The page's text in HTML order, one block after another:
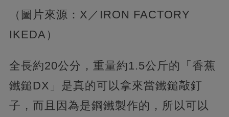
（圖片來源：X／IRON FACTORY
IKEDA）
全長約20公分，重量約1.5公斤的「香蕉
鐵鎚DX」是真的可以拿來當鐵鎚敲釘
子，而且因為是鋼鐵製作的，所以可以